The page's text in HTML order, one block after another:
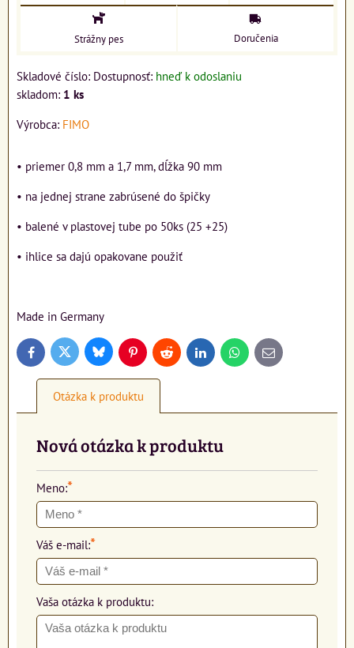
Strážny pes Doručenia
Skladové číslo: Dostupnosť: hneď k odoslaniu
skladom: 1 ks
Výrobca: FIMO
• priemer 0,8 mm a 1,7 mm, dĺžka 90 mm
• na jednej strane zabrúsené do špičky
• balené v plastovej tube po 50ks (25 +25)
• ihlice sa dajú opakovane použiť
Made in Germany
FacebookTwitter BlueskyPinterestReddit LinkedInWhatsApp
E-
mail
Otázka k produktu
Nová otázka k produktu
Meno:*
Váš e-mail:*
Vaša otázka k produktu: